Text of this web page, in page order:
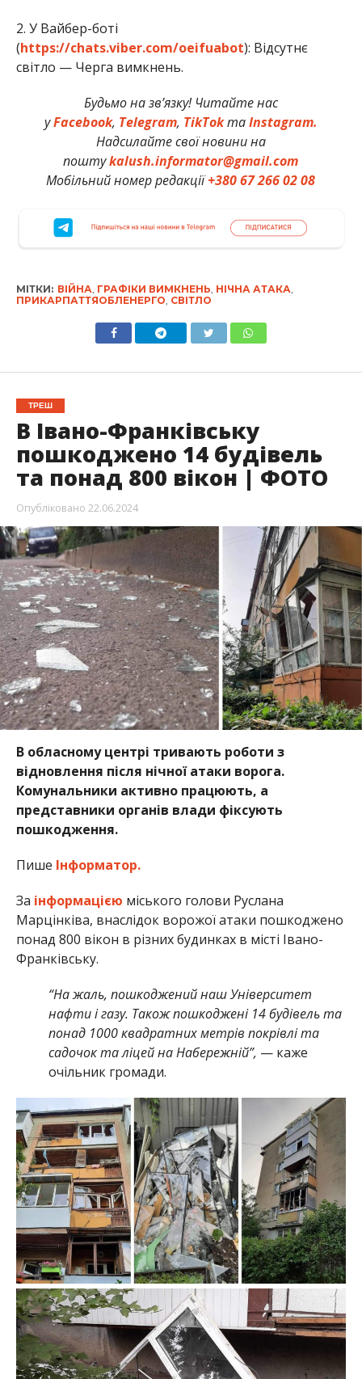
2. У Вайбер-боті
(https://chats.viber.com/oeifuabot): Відсутнє
світло — Черга вимкнень.
Будьмо на зв’язку! Читайте нас
уFacebook, Telegram, TikTokтаInstagram.
Надсилайте свої новини на
поштуkalush.informator@gmail.com
Мобільний номер редакції+380 67 266 02 08
МІТКИ: ВІЙНА ГРАФІКИ ВИМКНЕНЬ НІЧНА АТАКА
ПРИКАРПАТТЯОБЛЕНЕРГО СВІТЛО
ТРЕШ
В Івано-Франківську
пошкоджено 14 будівель
та понад 800 вікон | ФОТО
Опубліковано 22.06.2024
В обласному центрі тривають роботи з
відновлення після нічної атаки ворога.
Комунальники активно працюють, а
представники органів влади фіксують
пошкодження.
Пише Інформатор.
За інформацією міського голови Руслана
Марцінківа, внаслідок ворожої атаки пошкоджено
понад 800 вікон в різних будинках в місті Івано-
Франківську.
“На жаль, пошкоджений наш Університет
нафти і газу. Також пошкоджені 14 будівель та
понад 1000 квадратних метрів покрівлі та
садочок та ліцей на Набережній”, — каже
очільник громади.